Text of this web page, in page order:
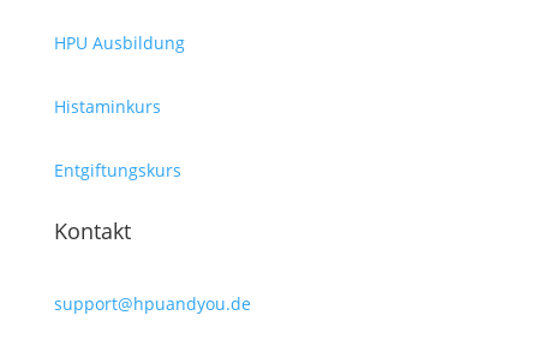
HPU Ausbildung
Histaminkurs
Entgiftungskurs
Kontakt
support@hpuandyou.de